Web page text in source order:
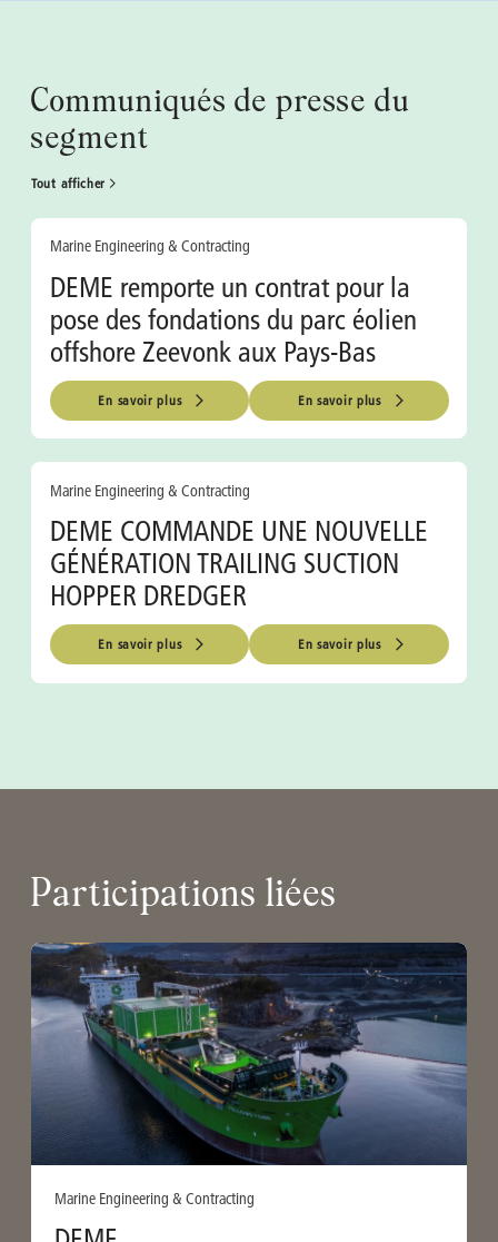
Communiqués de presse du
segment
Tout afficher
Marine Engineering & Contracting
DEME remporte un contrat pour la
pose des fondations du parc éolien
offshore Zeevonk aux Pays-Bas
En savoir plus En savoir plus
Marine Engineering & Contracting
DEME COMMANDE UNE NOUVELLE
GÉNÉRATION TRAILING SUCTION
HOPPER DREDGER
En savoir plus En savoir plus
Participations liées
Marine Engineering & Contracting